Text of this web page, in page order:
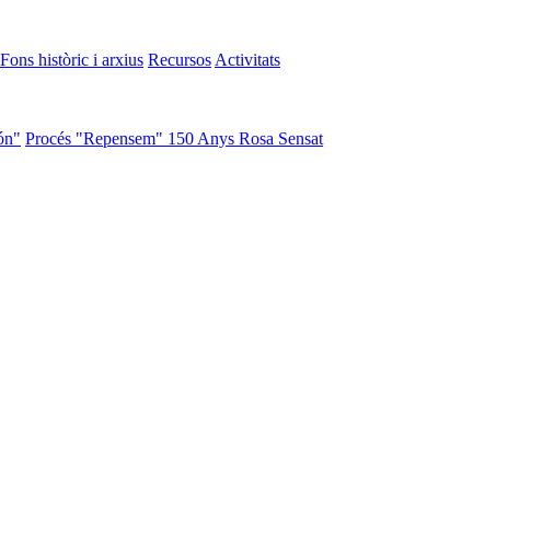
Fons històric i arxius Recursos Activitats
Procés "Repensem" 150 Anys Rosa Sensat